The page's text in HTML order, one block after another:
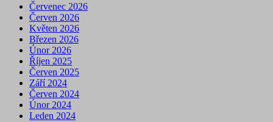
Červenec 2026
Červen 2026
Květen 2026
Březen 2026
Únor 2026
Říjen 2025
Červen 2025
Září 2024
Červen 2024
Únor 2024
Leden 2024